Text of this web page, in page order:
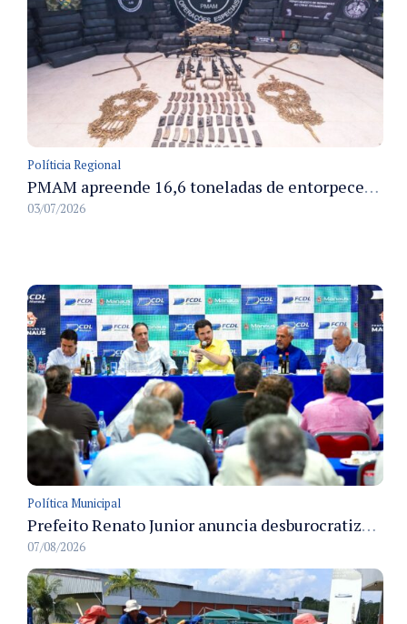
Políticia Regional
PMAM apreende 16,6 toneladas de entorpecentes e registra aumento nas prisões em flagrante e nas capturas de foragidos no primeiro semestre de 2026
03/07/2026
Política Municipal
Prefeito Renato Junior anuncia desburocratização e revitalização do centro de Manaus em reunião com empresários
07/08/2026